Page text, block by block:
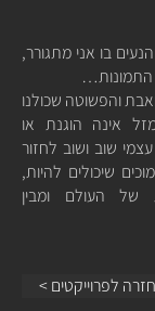
בו אני מתגורר,
התמונות…
והפשוטה שכולנו
אינה הוגנת או
שוב ושוב לחזור
שיכולים להיות,
של העולם ומבין
< חזרה לפרוייקטים